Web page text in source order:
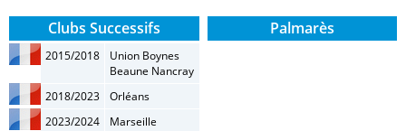
Clubs Successifs
2015/2018
Union Boynes
Beaune Nancray
2018/2023
Orléans
2023/2024
Marseille
Palmarès